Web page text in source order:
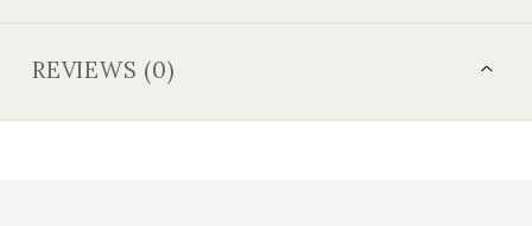
REVIEWS (0)